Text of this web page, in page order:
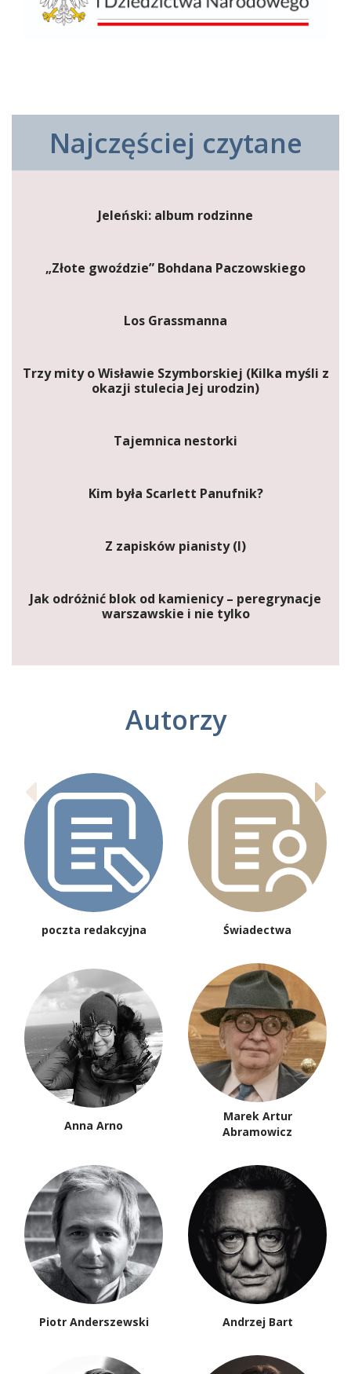
Najczęściej czytane
Jeleński: album rodzinne
„Złote gwoździe” Bohdana Paczowskiego
Los Grassmanna
Trzy mity o Wisławie Szymborskiej (Kilka myśli z
okazji stulecia Jej urodzin)
Tajemnica nestorki
Kim była Scarlett Panufnik?
Z zapisków pianisty (I)
Jak odróżnić blok od kamienicy – peregrynacje
warszawskie i nie tylko
Autorzy
poczta redakcyjna Świadectwa
Anna Arno
Marek Artur
Abramowicz
Piotr Anderszewski Andrzej Bart